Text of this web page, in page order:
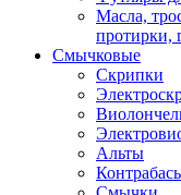
Масла,
протирки,
Смычковые
Скрипки
Альты